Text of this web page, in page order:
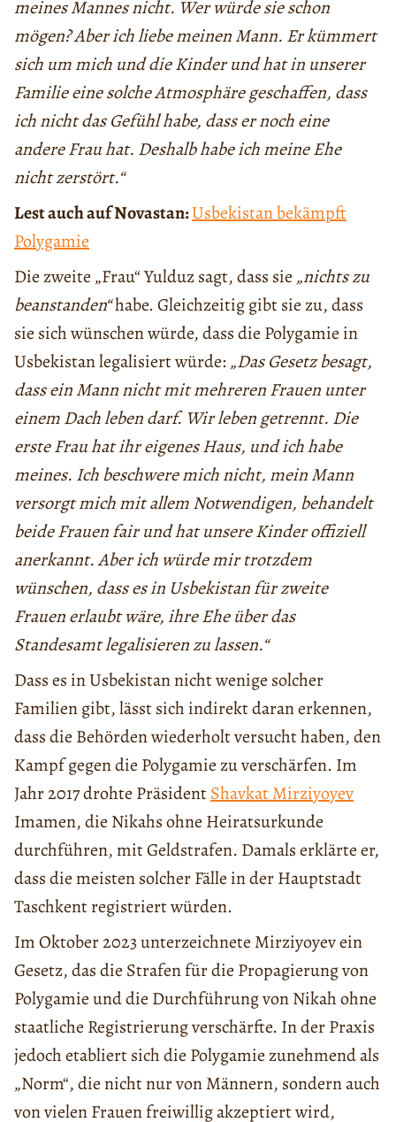
meines Mannes nicht. Wer würde sie schon
mögen? Aber ich liebe meinen Mann. Er kümmert
sich um mich und die Kinder und hat in unserer
Familie eine solche Atmosphäre geschaffen, dass
ich nicht das Gefühl habe, dass er noch eine
andere Frau hat. Deshalb habe ich meine Ehe
nicht zerstört.“
Lest auch auf Novastan:Usbekistan bekämpft
Polygamie
Die zweite „Frau“ Yulduz sagt, dass sie „nichts zu
beanstanden“habe. Gleichzeitig gibt sie zu, dass
sie sich wünschen würde, dass die Polygamie in
Usbekistan legalisiert würde: „Das Gesetz besagt,
dass ein Mann nicht mit mehreren Frauen unter
einem Dach leben darf. Wir leben getrennt. Die
erste Frau hat ihr eigenes Haus, und ich habe
meines. Ich beschwere mich nicht, mein Mann
versorgt mich mit allem Notwendigen, behandelt
beide Frauen fair und hat unsere Kinder offiziell
anerkannt. Aber ich würde mir trotzdem
wünschen, dass es in Usbekistan für zweite
Frauen erlaubt wäre, ihre Ehe über das
Standesamt legalisieren zu lassen.“
Dass es in Usbekistan nicht wenige solcher
Familien gibt, lässt sich indirekt daran erkennen,
dass die Behörden wiederholt versucht haben, den
Kampf gegen die Polygamie zu verschärfen. Im
Jahr 2017 drohte PräsidentShavkat Mirziyoyev
Imamen, die Nikahs ohne Heiratsurkunde
durchführen, mit Geldstrafen. Damals erklärte er,
dass die meisten solcher Fälle in der Hauptstadt
Taschkent registriert würden.
Im Oktober 2023 unterzeichnete Mirziyoyev ein
Gesetz, das die Strafen für die Propagierung von
Polygamie und die Durchführung von Nikah ohne
staatliche Registrierung verschärfte. In der Praxis
jedoch etabliert sich die Polygamie zunehmend als
„Norm“, die nicht nur von Männern, sondern auch
von vielen Frauen freiwillig akzeptiert wird,